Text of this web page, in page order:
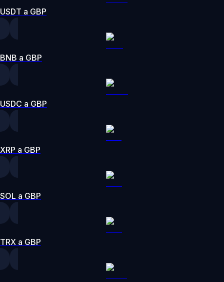
USDT a GBP
BNB a GBP
USDC a GBP
XRP a GBP
SOL a GBP
TRX a GBP